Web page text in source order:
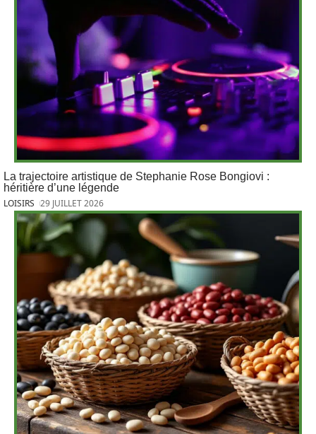
La trajectoire artistique de Stephanie Rose Bongiovi :
héritière d’une légende
LOISIRS 29 JUILLET 2026